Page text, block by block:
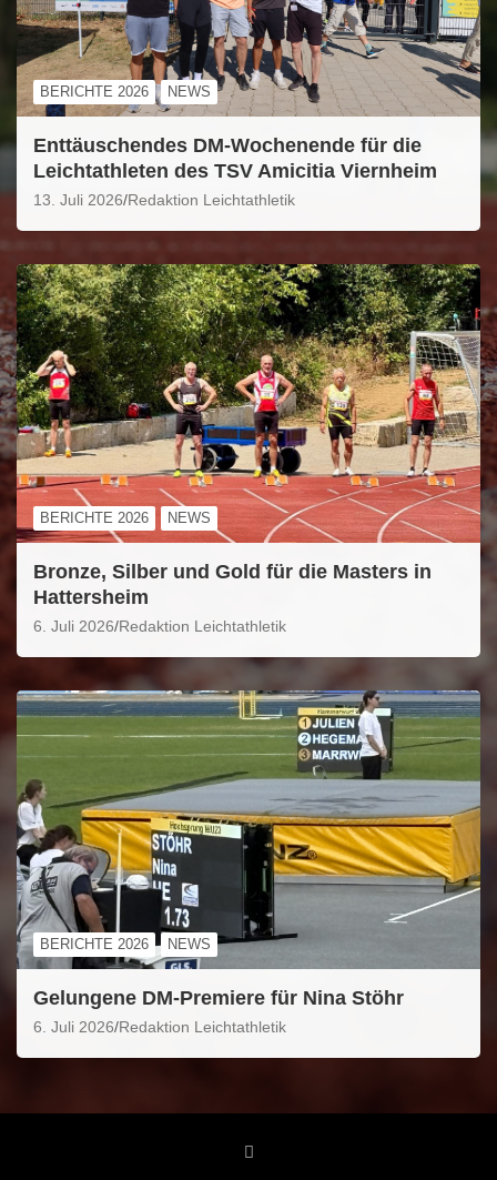
BERICHTE 2026 NEWS
Enttäuschendes DM-Wochenende für die
Leichtathleten des TSV Amicitia Viernheim
13. Juli 2026 Redaktion Leichtathletik
BERICHTE 2026 NEWS
Bronze, Silber und Gold für die Masters in
Hattersheim
6. Juli 2026 Redaktion Leichtathletik
BERICHTE 2026 NEWS
Gelungene DM-Premiere für Nina Stöhr
6. Juli 2026 Redaktion Leichtathletik